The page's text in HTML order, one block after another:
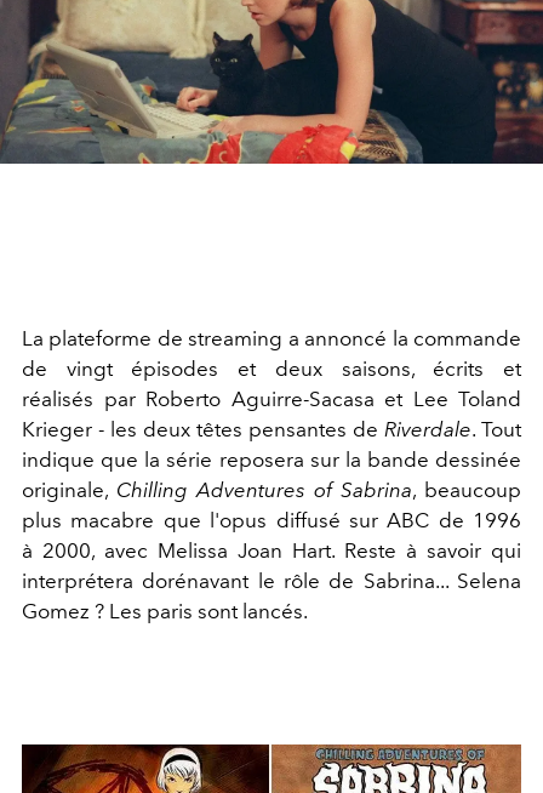
La plateforme de streaming a annoncé la commande
de vingt épisodes et deux saisons, écrits et
réalisés par Roberto Aguirre-Sacasa et Lee Toland
Krieger - les deux têtes pensantes de Riverdale. Tout
indique que la série reposera sur la bande dessinée
originale, Chilling Adventures of Sabrina, beaucoup
plus macabre que l'opus diffusé sur ABC de 1996
à 2000, avec Melissa Joan Hart. Reste à savoir qui
interprétera dorénavant le rôle de Sabrina... Selena
Gomez ? Les paris sont lancés.